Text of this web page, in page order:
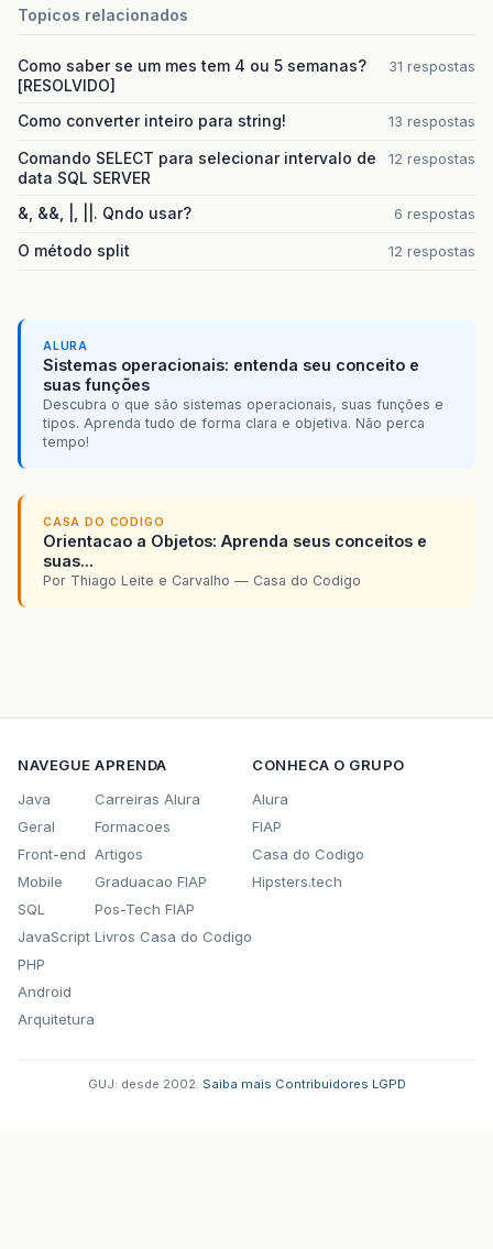
Topicos relacionados
Como saber se um mes tem 4 ou 5 semanas?
[RESOLVIDO]
31 respostas
Como converter inteiro para string! 13 respostas
Comando SELECT para selecionar intervalo de
data SQL SERVER
12 respostas
&, &&, |, ||. Qndo usar? 6 respostas
O método split 12 respostas
ALURA
Sistemas operacionais: entenda seu conceito e
suas funções
Descubra o que são sistemas operacionais, suas funções e
tipos. Aprenda tudo de forma clara e objetiva. Não perca
tempo!
CASA DO CODIGO
Orientacao a Objetos: Aprenda seus conceitos e
suas...
Por Thiago Leite e Carvalho — Casa do Codigo
NAVEGUE
Java
Geral
Front-end
Mobile
SQL
JavaScript
PHP
Android
Arquitetura
APRENDA
Carreiras Alura
Formacoes
Artigos
Graduacao FIAP
Pos-Tech FIAP
Livros Casa do Codigo
CONHECA O GRUPO
Alura
FIAP
Casa do Codigo
Hipsters.tech
GUJ: desde 2002. Saiba mais Contribuidores LGPD